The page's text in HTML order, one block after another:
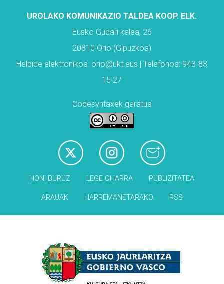
UROLAKO KOMUNIKAZIO TALDEA KOOP. ELK.
Eusko Gudari kalea, 26
20810 Orio (Gipuzkoa)
Helbide elektronikoa: orio@ukt.eus | Telefonoa: 943-83
15 27
Codesyntaxek garatua
HONI BURUZ LEGE OHARRA PUBLIZITATEA
ARAUAK HARREMANETARAKO RSS